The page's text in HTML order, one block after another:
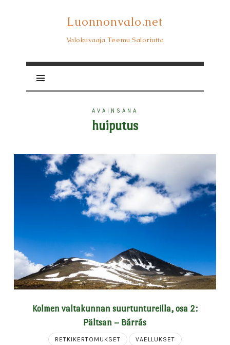
Luonnonvalo.net
Luonnonvalo.net
Valokuvaaja Teemu Saloriutta
AVAINSANA
huiputus
Kolmen valtakunnan suurtuntureilla, osa 2:
Pältsan – Bárrás
RETKIKERTOMUKSET
VAELLUKSET